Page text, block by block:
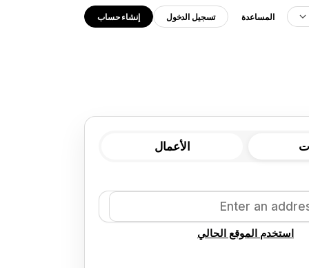
المساعدة تسجيل الدخول إنشاء حساب
الأعمال
استخدم الموقع الحالي